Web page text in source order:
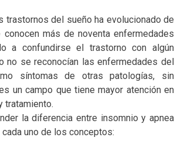
trastornos del sueño ha evolucionado de
más de noventa enfermedades
a confundirse el trastorno con algún
no se reconocían las enfermedades del
síntomas de otras patologías, sin
un campo que tiene mayor atención en
tratamiento.
la diferencia entre insomnio y apnea
uno de los conceptos: